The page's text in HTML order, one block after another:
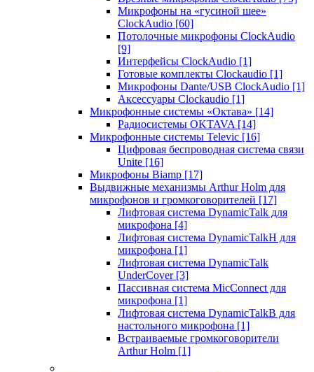
Микрофоны на «гусиной шее»
ClockAudio [60]
Потолочные микрофоны ClockAudio
[9]
Интерфейсы ClockAudio [1]
Готовые комплекты Clockaudio [1]
Микрофоны Dante/USB ClockAudio [1]
Аксессуары Clockaudio [1]
Микрофонные системы «Октава» [14]
Радиосистемы OKTAVA [14]
Микрофонные системы Televic [16]
Цифровая беспроводная система связи
Unite [16]
Микрофоны Biamp [17]
Выдвижные механизмы Arthur Holm для
микрофонов и громкоговорителей [17]
Лифтовая система DynamicTalk для
микрофона [4]
Лифтовая система DynamicTalkH для
микрофона [1]
Лифтовая система DynamicTalk
UnderCover [3]
Пассивная система MicConnect для
микрофона [1]
Лифтовая система DynamicTalkB для
настольного микрофона [1]
Встраиваемые громкоговорители
Arthur Holm [1]